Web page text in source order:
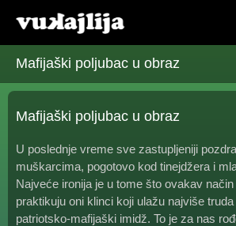
Mafijaški poljubac u obraz
Mafijaški poljubac u obraz
U poslednje vreme sve zastupljeniji
muškarcima, pogotovo kod tinejdžera i
Najveće ironija je u tome što ovakav
praktikuju oni klinci koji ulažu najviše
patriotsko-mafijaški imidž. To je za nas